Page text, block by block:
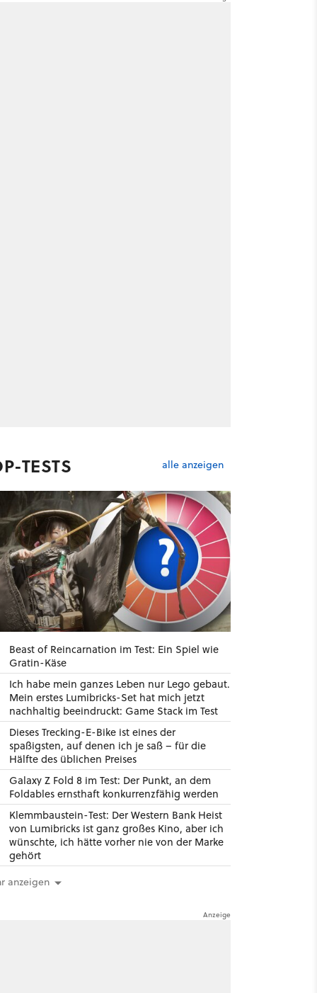
TESTS alle anzeigen
Beast of Reincarnation im Test: Ein Spiel wie
Gratin-Käse
Ich habe mein ganzes Leben nur Lego gebaut.
Mein erstes Lumibricks-Set hat mich jetzt
nachhaltig beeindruckt: Game Stack im Test
Dieses Trecking-E-Bike ist eines der
spaßigsten, auf denen ich je saß – für die
Hälfte des üblichen Preises
Galaxy Z Fold 8 im Test: Der Punkt, an dem
Foldables ernsthaft konkurrenzfähig werden
Klemmbaustein-Test: Der Western Bank Heist
von Lumibricks ist ganz großes Kino, aber ich
wünschte, ich hätte vorher nie von der Marke
gehört
anzeigen